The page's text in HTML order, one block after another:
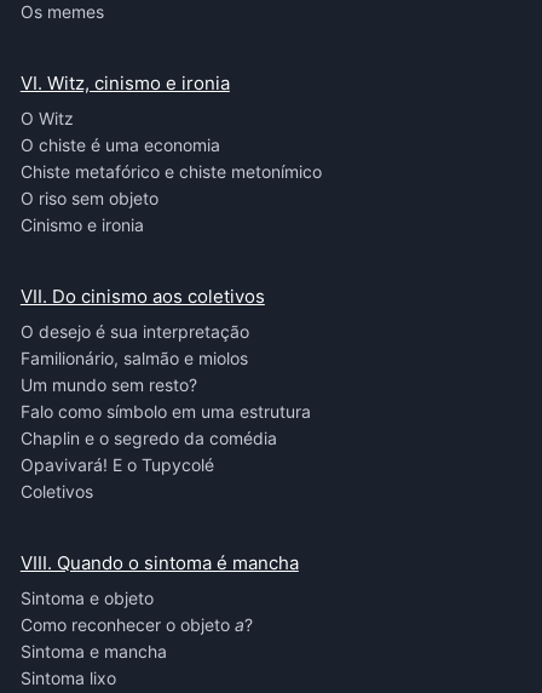
Os memes
VI. Witz, cinismo e ironia
O Witz
O chiste é uma economia
Chiste metafórico e chiste metonímico
O riso sem objeto
Cinismo e ironia
VII. Do cinismo aos coletivos
O desejo é sua interpretação
Familionário, salmão e miolos
Um mundo sem resto?
Falo como símbolo em uma estrutura
Chaplin e o segredo da comédia
Opavivará! E o Tupycolé
Coletivos
VIII. Quando o sintoma é mancha
Sintoma e objeto
Como reconhecer o objeto a?
Sintoma e mancha
Sintoma lixo